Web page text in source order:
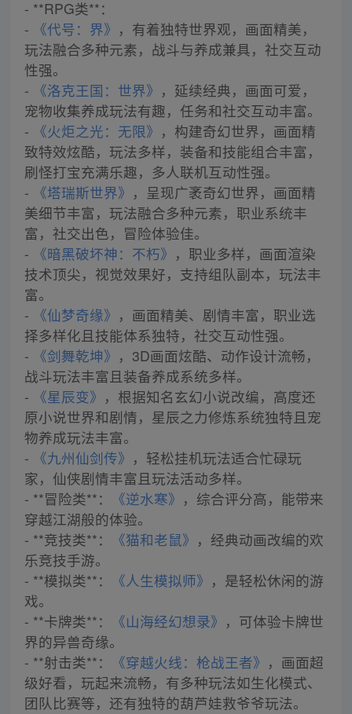
- **RPG类**：
- 《代号：界》 ，有着独特世界观，画面精美，
玩法融合多种元素，战斗与养成兼具，社交互动
性强。
- 《洛克王国：世界》 ，延续经典，画面可爱，
宠物收集养成玩法有趣，任务和社交互动丰富。
- 《火炬之光：无限》 ，构建奇幻世界，画面精
致特效炫酷，玩法多样，装备和技能组合丰富，
刷怪打宝充满乐趣，多人联机互动性强。
- 《塔瑞斯世界》 ，呈现广袤奇幻世界，画面精
美细节丰富，玩法融合多种元素，职业系统丰
富，社交出色，冒险体验佳。
- 《暗黑破坏神：不朽》 ，职业多样，画面渲染
技术顶尖，视觉效果好，支持组队副本，玩法丰
富。
- 《仙梦奇缘》 ，画面精美、剧情丰富，职业选
择多样化且技能体系独特，社交互动性强。
- 《剑舞乾坤》 ，3D画面炫酷、动作设计流畅，
战斗玩法丰富且装备养成系统多样。
- 《星辰变》 ，根据知名玄幻小说改编，高度还
原小说世界和剧情，星辰之力修炼系统独特且宠
物养成玩法丰富。
- 《九州仙剑传》 ，轻松挂机玩法适合忙碌玩
家，仙侠剧情丰富且玩法活动多样。
- **冒险类**：
《逆水寒》 ，综合评分高，能带来
穿越江湖般的体验。
- **竞技类**：
《猫和老鼠》 ，经典动画改编的欢
乐竞技手游。
- **模拟类**：
《人生模拟师》 ，是轻松休闲的游
戏。
- **卡牌类**：
《山海经幻想录》 ，可体验卡牌世
界的异兽奇缘。
- **射击类**：
《穿越火线：枪战王者》 ，画面超
级好看，玩起来流畅，有多种玩法如生化模式、
团队比赛等，还有独特的葫芦娃救爷爷玩法。